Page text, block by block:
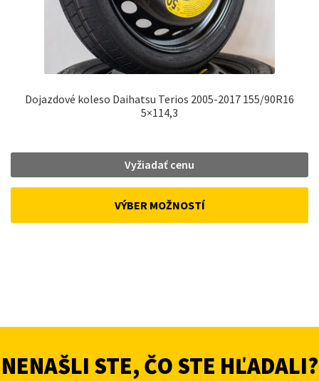
Dojazdové koleso Daihatsu Terios 2005-2017 155/90R16
5×114,3
Vyžiadať cenu
VÝBER MOŽNOSTÍ
NENAŠLI STE, ČO STE HĽADALI?